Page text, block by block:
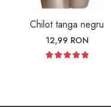
Chilot tanga negru
12,99 RON